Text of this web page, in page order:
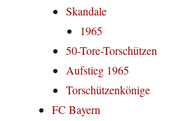
Skandale
1965
50-Tore-Torschützen
Aufstieg 1965
Torschützenkönige
FC Bayern